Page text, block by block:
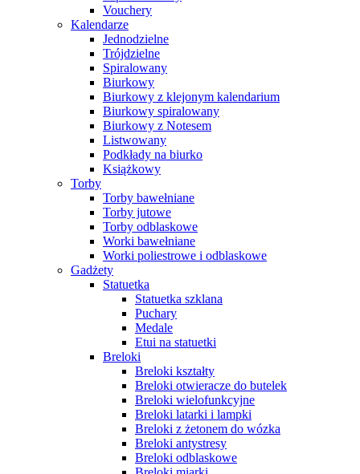
Vouchery
Kalendarze
Jednodzielne
Trójdzielne
Spiralowany
Biurkowy
Biurkowy z klejonym kalendarium
Biurkowy spiralowany
Biurkowy z Notesem
Listwowany
Podkłady na biurko
Książkowy
Torby
Torby bawełniane
Torby jutowe
Torby odblaskowe
Worki bawełniane
Worki poliestrowe i odblaskowe
Gadżety
Statuetka
Statuetka szklana
Puchary
Medale
Etui na statuetki
Breloki
Breloki kształty
Breloki otwieracze do butelek
Breloki wielofunkcyjne
Breloki latarki i lampki
Breloki z żetonem do wózka
Breloki antystresy
Breloki odblaskowe